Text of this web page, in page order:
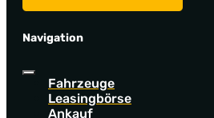
Navigation
Fahrzeuge
Leasingbörse
Ankauf